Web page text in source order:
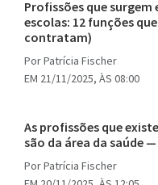
Profissões que
escolas: 12 funções
contratam)
PorPatrícia Fischer
EM 21/11/2025, ÀS 08:00
As profissões que
são da área da saúde
PorPatrícia Fischer